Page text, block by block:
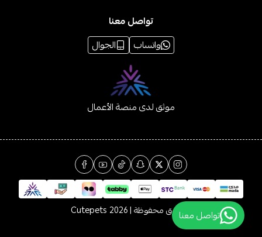
تواصل معنا
واتساب
الجوال
موثق لدى منصة الأعمال
الحقوق محفوظة | 2026 Cutepets تواصل معنا